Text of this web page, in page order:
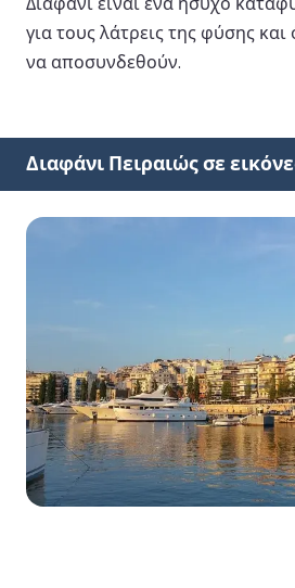
για τους λάτρεις της φύσης
να αποσυνδεθούν.
Διαφάνι Πειραιώς σε